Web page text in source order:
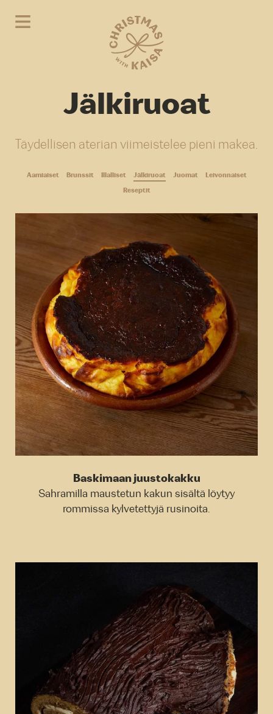
Jälkiruoat
Täydellisen aterian viimeistelee pieni makea.
Aamiaiset Brunssit Illalliset Jälkiruoat Juomat Leivonnaiset
Reseptit
Baskimaan juustokakku
Sahramilla maustetun kakun sisältä löytyy
rommissa kylvetettyjä rusinoita.